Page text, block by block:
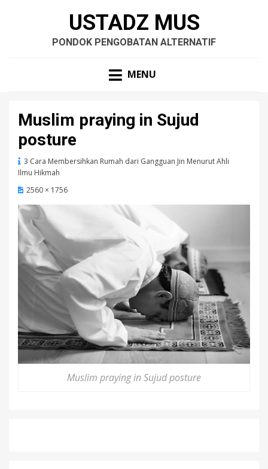
USTADZ MUS
PONDOK PENGOBATAN ALTERNATIF
MENU
Muslim praying in Sujud
posture
3 Cara Membersihkan Rumah dari Gangguan Jin Menurut Ahli
Ilmu Hikmah
2560 × 1756
Muslim praying in Sujud posture